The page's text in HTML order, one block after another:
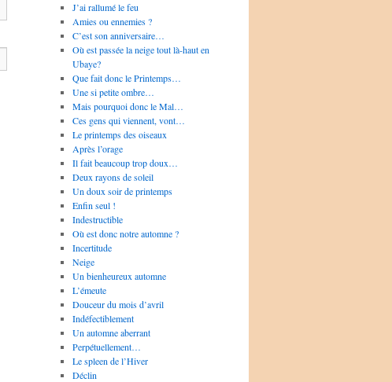
J’ai rallumé le feu
Amies ou ennemies ?
C’est son anniversaire…
Où est passée la neige tout là-haut en
Ubaye?
Que fait donc le Printemps…
Une si petite ombre…
Mais pourquoi donc le Mal…
Ces gens qui viennent, vont…
Le printemps des oiseaux
Après l’orage
Il fait beaucoup trop doux…
Deux rayons de soleil
Un doux soir de printemps
Enfin seul !
Indestructible
Où est donc notre automne ?
Incertitude
Neige
Un bienheureux automne
L’émeute
Douceur du mois d’avril
Indéfectiblement
Un automne aberrant
Perpétuellement…
Le spleen de l’Hiver
Déclin